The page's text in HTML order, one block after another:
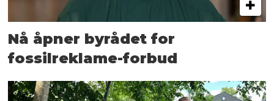
Nå åpner byrådet for
fossilreklame-forbud